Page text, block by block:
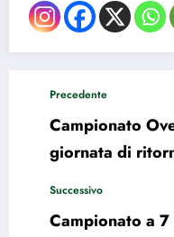
Precedente
Campionato
giornata di
Successivo
Campionato a